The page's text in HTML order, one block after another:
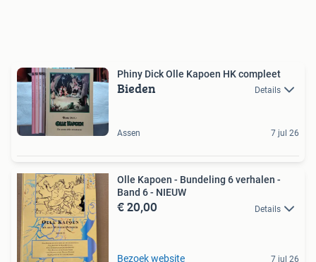
Phiny Dick Olle Kapoen HK compleet
Bieden Details
Assen 7 jul 26
Olle Kapoen - Bundeling 6 verhalen -
Band 6 - NIEUW
€ 20,00 Details
Bezoek website 7 jul 26